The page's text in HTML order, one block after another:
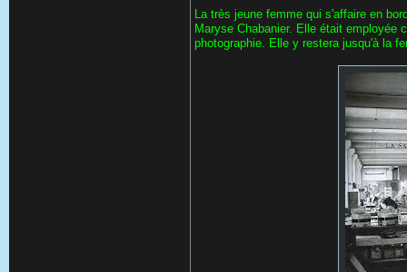
La très jeune femme qui s'affaire en
Maryse Chabanier. Elle était employée
photographie. Elle y restera jusqu'à la